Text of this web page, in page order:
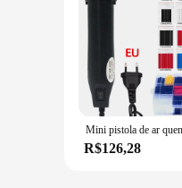
R$126,28